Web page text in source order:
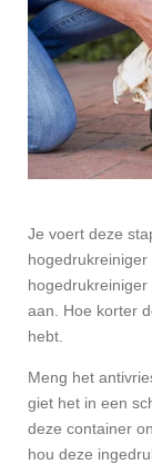
Je voert deze
aan. Hoe korter
hebt.
Meng het
giet het in een
deze container
hou deze